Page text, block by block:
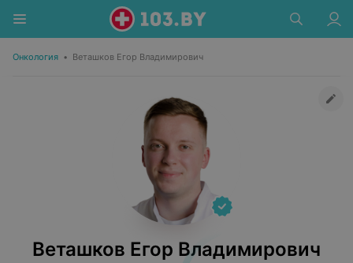
Онкология • Веташков Егор Владимирович
Веташков Егор Владимирович